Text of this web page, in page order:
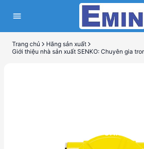
Trang chủ
Hãng sản xuất
HÃNG SẢN XUẤT